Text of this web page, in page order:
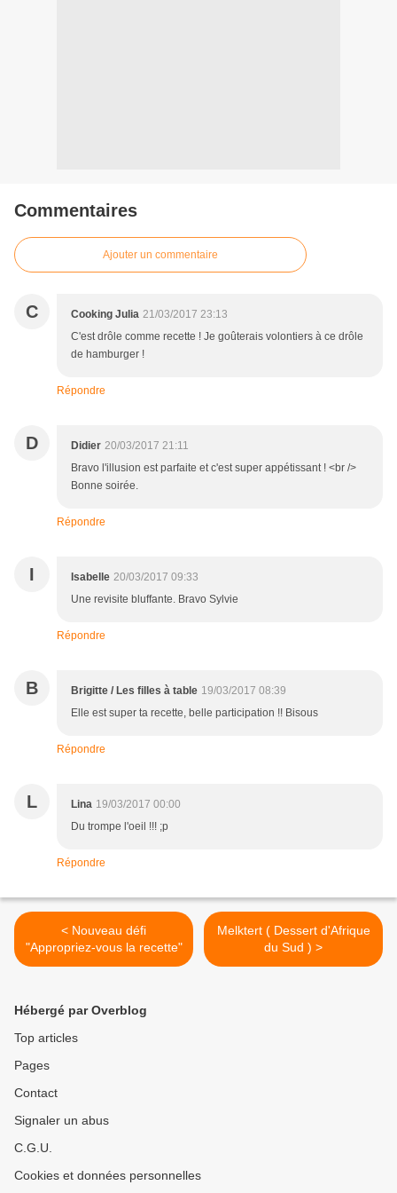
Commentaires
Ajouter un commentaire
C Cooking Julia 21/03/2017 23:13
C'est drôle comme recette ! Je goûterais volontiers à ce drôle
de hamburger !
Répondre
D Didier 20/03/2017 21:11
Bravo l'illusion est parfaite et c'est super appétissant ! <br />
Bonne soirée.
Répondre
I Isabelle 20/03/2017 09:33
Une revisite bluffante. Bravo Sylvie
Répondre
B Brigitte / Les filles à table 19/03/2017 08:39
Elle est super ta recette, belle participation !! Bisous
Répondre
L Lina 19/03/2017 00:00
Du trompe l'oeil !!! ;p
Répondre
< Nouveau défi
"Appropriez-vous la recette"
Melktert ( Dessert d'Afrique
du Sud ) >
Hébergé par Overblog
Top articles
Pages
Contact
Signaler un abus
C.G.U.
Cookies et données personnelles